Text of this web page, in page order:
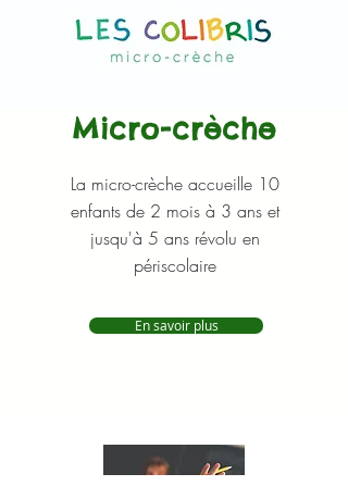
Micro-crèche
La micro-crècheaccueille 10
enfantsde 2 mois à 3 anset
jusqu'à 5 ans révolu en
périscolaire
En savoir plus